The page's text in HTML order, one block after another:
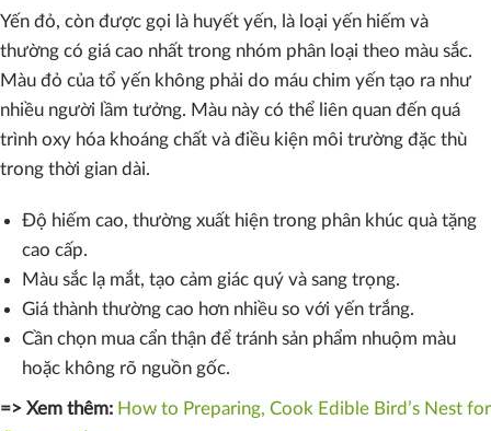
Yến đỏ, còn được gọi là huyết yến, là loại yến hiếm và
thường có giá cao nhất trong nhóm phân loại theo màu sắc.
Màu đỏ của tổ yến không phải do máu chim yến tạo ra như
nhiều người lầm tưởng. Màu này có thể liên quan đến quá
trình oxy hóa khoáng chất và điều kiện môi trường đặc thù
trong thời gian dài.
Độ hiếm cao, thường xuất hiện trong phân khúc quà tặng
cao cấp.
Màu sắc lạ mắt, tạo cảm giác quý và sang trọng.
Giá thành thường cao hơn nhiều so với yến trắng.
Cần chọn mua cẩn thận để tránh sản phẩm nhuộm màu
hoặc không rõ nguồn gốc.
=> Xem thêm: How to Preparing, Cook Edible Bird’s Nest for